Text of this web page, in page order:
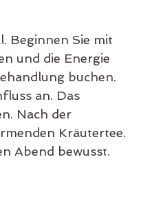
Beginnen Sie mit
und die Energie
buchen.
an. Das
Nach der
Kräutertee.
Abend bewusst.